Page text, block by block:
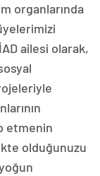
organlarında
ailesi olarak,
etmenin
olduğunuzu